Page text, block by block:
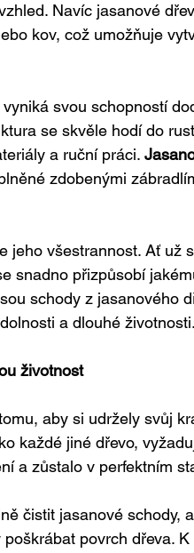
Navíc jasanové
kov, což umožňuje
svou schopností
se skvěle hodí do
a ruční práci.
zdobenými
jeho všestrannost. Ať už
snadno přizpůsobí
schody z jasanového
a dlouhé životnosti.
životnost
aby si udržely svůj
každé jiné dřevo,
a zůstalo v perfektním
čistit jasanové schody,
povrch dřeva.